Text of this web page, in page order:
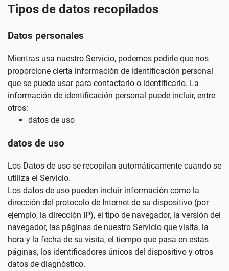
Tipos de datos recopilados
Datos personales
Mientras usa nuestro Servicio, podemos pedirle que nos
proporcione cierta información de identificación personal
que se puede usar para contactarlo o identificarlo. La
información de identificación personal puede incluir, entre
otros:
datos de uso
datos de uso
Los Datos de uso se recopilan automáticamente cuando se
utiliza el Servicio.
Los datos de uso pueden incluir información como la
dirección del protocolo de Internet de su dispositivo (por
ejemplo, la dirección IP), el tipo de navegador, la versión del
navegador, las páginas de nuestro Servicio que visita, la
hora y la fecha de su visita, el tiempo que pasa en estas
páginas, los identificadores únicos del dispositivo y otros
datos de diagnóstico.